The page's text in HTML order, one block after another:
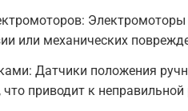
Электромоторы
или механических
Датчики положения
что приводит к